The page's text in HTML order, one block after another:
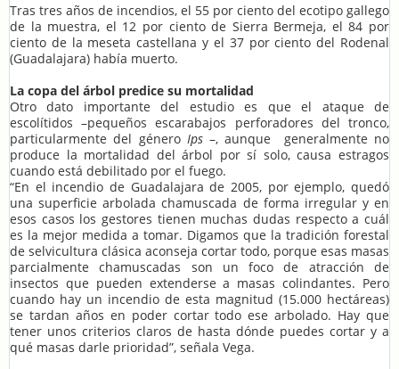
Tras tres años de incendios, el 55 por ciento del ecotipo gallego
de la muestra, el 12 por ciento de Sierra Bermeja, el 84 por
ciento de la meseta castellana y el 37 por ciento del Rodenal
(Guadalajara) había muerto.
La copa del árbol predice su mortalidad
Otro dato importante del estudio es que el ataque de
escolítidos –pequeños escarabajos perforadores del tronco,
particularmente del género Ips–, aunque generalmente no
produce la mortalidad del árbol por sí solo, causa estragos
cuando está debilitado por el fuego.
“En el incendio de Guadalajara de 2005, por ejemplo, quedó
una superficie arbolada chamuscada de forma irregular y en
esos casos los gestores tienen muchas dudas respecto a cuál
es la mejor medida a tomar. Digamos que la tradición forestal
de selvicultura clásica aconseja cortar todo, porque esas masas
parcialmente chamuscadas son un foco de atracción de
insectos que pueden extenderse a masas colindantes. Pero
cuando hay un incendio de esta magnitud (15.000 hectáreas)
se tardan años en poder cortar todo ese arbolado. Hay que
tener unos criterios claros de hasta dónde puedes cortar y a
qué masas darle prioridad”, señala Vega.